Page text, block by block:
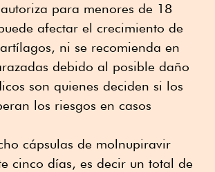
para menores de 18
afectar el crecimiento de
ni se recomienda en
debido al posible daño
son quienes deciden si los
los riesgos en casos
cápsulas de molnupiravir
cinco días, es decir un total de